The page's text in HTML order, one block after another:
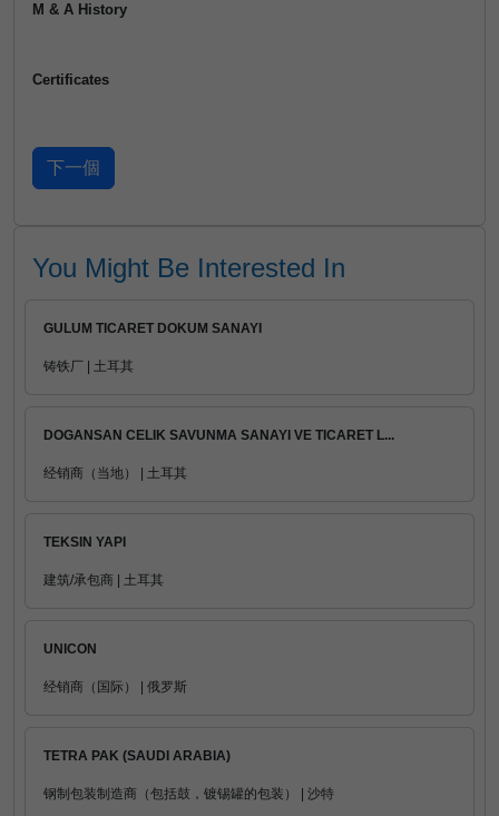
M & A History
Certificates
You Might Be Interested In
GULUM TICARET DOKUM SANAYI
铸铁厂 | 土耳其
DOGANSAN CELIK SAVUNMA SANAYI VE TICARET L...
经销商（当地） | 土耳其
TEKSIN YAPI
建筑/承包商 | 土耳其
UNICON
经销商（国际） | 俄罗斯
TETRA PAK (SAUDI ARABIA)
钢制包装制造商（包括鼓，镀锡罐的包装） | 沙特